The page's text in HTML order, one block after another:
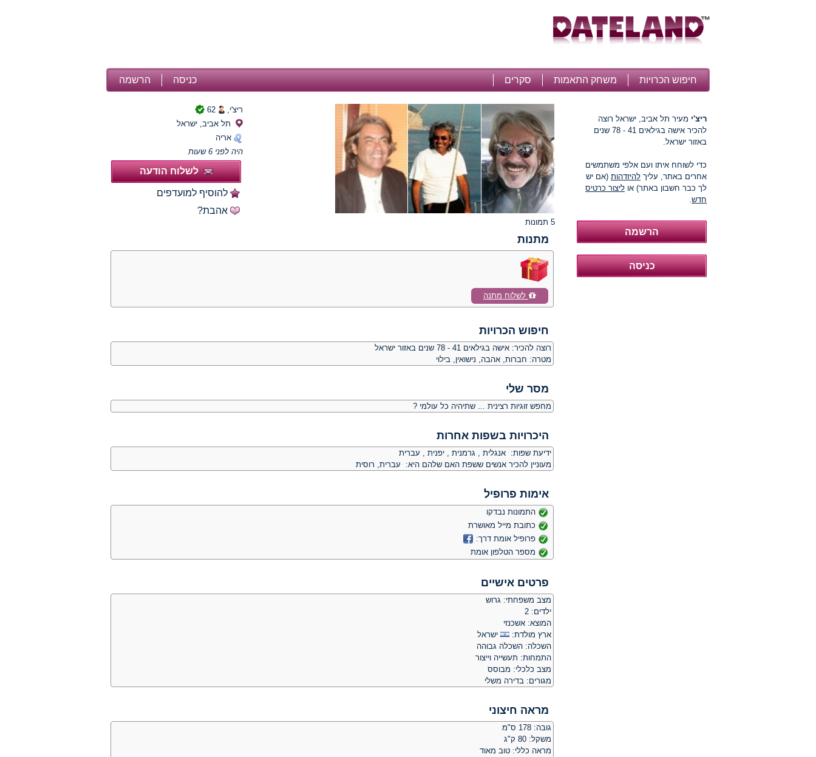
חיפוש הכרויות משחק התאמות סקרים הרשמה כניסה
ריצ'י מעיר תל אביב, ישראל רוצה
להכיר אישה בגילאים 41 - 78 שנים
באזור ישראל.
כדי לשוחח איתו ועם אלפי משתמשים
אחרים באתר, עליך להיזדהות (אם יש
לך כבר חשבון באתר) או ליצור כרטיס
חדש.
5 תמונות
ריצ'י,
62
תל אביב, ישראל
אריה
היה לפני 6 שעות
לשלוח הודעה
להוסיף למועדפים
אהבת?
מתנות
לשלוח מתנה
חיפוש הכרויות
רוצה להכיר: אישה בגילאים 41 - 78 שנים באזור ישראל
מטרה: חברות, אהבה, נישואין, בילוי
מסר שלי
מחפש זוגיות רצינית ... שתיהיה כל עולמי ?
היכרויות בשפות אחרות
ידיעת שפות: אנגלית , גרמנית , יפנית , עברית
מעוניין להכיר אנשים ששפת האם שלהם היא: עברית, רוסית
אימות פרופיל
התמונות נבדקו
כתובת מייל מאושרת
פרופיל אומת דרך:
מספר הטלפון אומת
פרטים אישיים
מצב משפחתי: גרוש
ילדים: 2
המוצא: אשכנזי
ארץ מולדת:
ישראל
השכלה: השכלה גבוהה
התמחות: תעשייה וייצור
מצב כלכלי: מבוסס
מגורים: בדירה משלי
מראה חיצוני
גובה: 178 ס"מ
משקל: 80 ק"ג
מראה כללי: טוב מאוד